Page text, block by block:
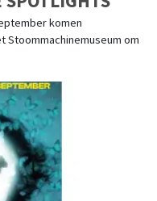
komen
Stoommachinemuseum om